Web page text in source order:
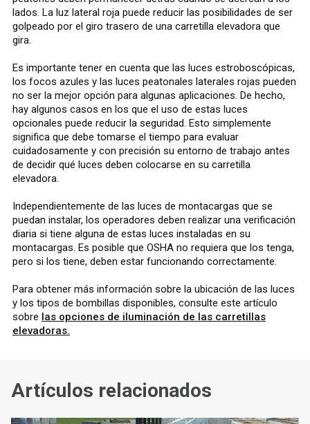
lados. La luz lateral roja puede reducir las posibilidades de ser
golpeado por el giro trasero de una carretilla elevadora que
gira.
Es importante tener en cuenta que las luces estroboscópicas,
los focos azules y las luces peatonales laterales rojas pueden
no ser la mejor opción para algunas aplicaciones. De hecho,
hay algunos casos en los que el uso de estas luces
opcionales puede reducir la seguridad. Esto simplemente
significa que debe tomarse el tiempo para evaluar
cuidadosamente y con precisión su entorno de trabajo antes
de decidir qué luces deben colocarse en su carretilla
elevadora.
Independientemente de las luces de montacargas que se
puedan instalar, los operadores deben realizar una verificación
diaria si tiene alguna de estas luces instaladas en su
montacargas. Es posible que OSHA no requiera que los tenga,
pero si los tiene, deben estar funcionando correctamente.
Para obtener más información sobre la ubicación de las luces
y los tipos de bombillas disponibles, consulte este artículo
sobre las opciones de iluminación de las carretillas
elevadoras.
Artículos relacionados